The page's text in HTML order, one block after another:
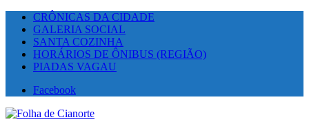
CRÔNICAS DA CIDADE
GALERIA SOCIAL
SANTA COZINHA
HORÁRIOS DE ÔNIBUS (REGIÃO)
PIADAS VAGAU
Facebook